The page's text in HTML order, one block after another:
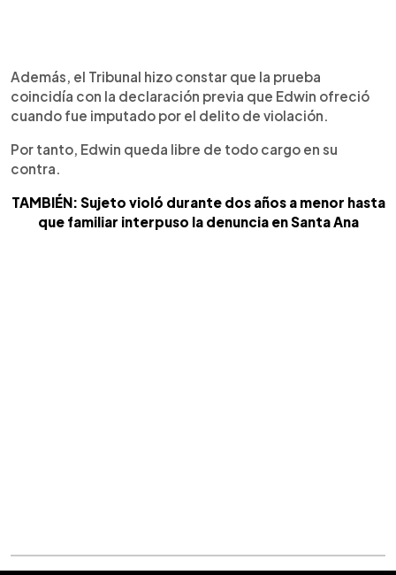
Además, el Tribunal hizo constar que la prueba
coincidía con la declaración previa que Edwin ofreció
cuando fue imputado por el delito de violación.
Por tanto, Edwin queda libre de todo cargo en su
contra.
TAMBIÉN: Sujeto violó durante dos años a menor hasta
que familiar interpuso la denuncia en Santa Ana